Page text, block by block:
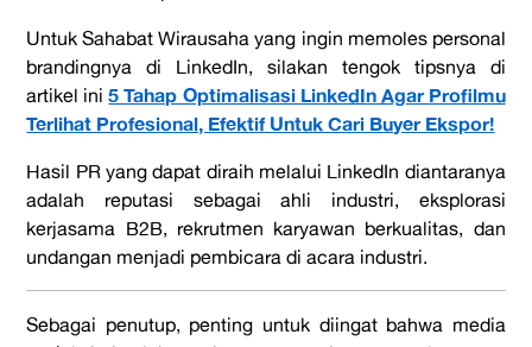
Untuk Sahabat Wirausaha yang ingin memoles personal
brandingnya di LinkedIn, silakan tengok tipsnya di
artikel ini5 Tahap Optimalisasi LinkedIn Agar Profilmu
Terlihat Profesional, Efektif Untuk Cari Buyer Ekspor!
Hasil PR yang dapat diraih melalui LinkedIn diantaranya
adalah reputasi sebagai ahli industri, eksplorasi
kerjasama B2B, rekrutmen karyawan berkualitas, dan
undangan menjadi pembicara di acara industri.
Sebagai penutup, penting untuk diingat bahwa media